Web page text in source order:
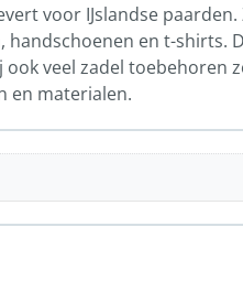
voor IJslandse paarden.
handschoenen en t-shirts.
veel zadel toebehoren
en materialen.